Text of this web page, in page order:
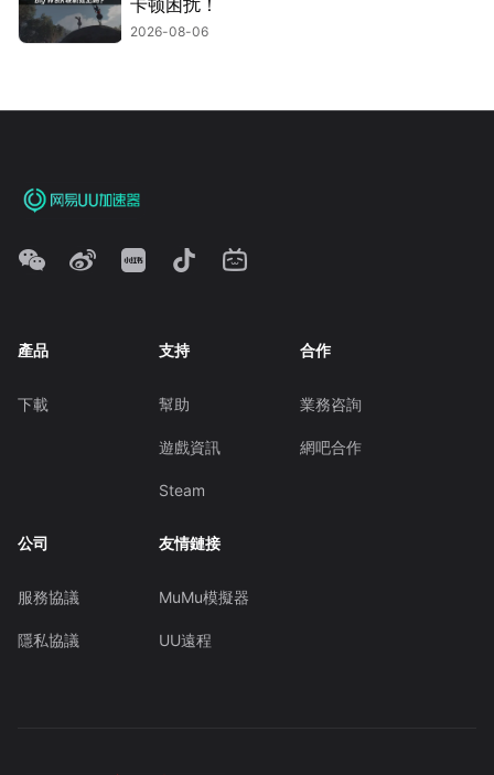
2026-08-06
產品
下載
支持
幫助
遊戲資訊
Steam
合作
業務咨詢
網吧合作
公司
服務協議
隱私協議
友情鏈接
MuMu模擬器
UU遠程